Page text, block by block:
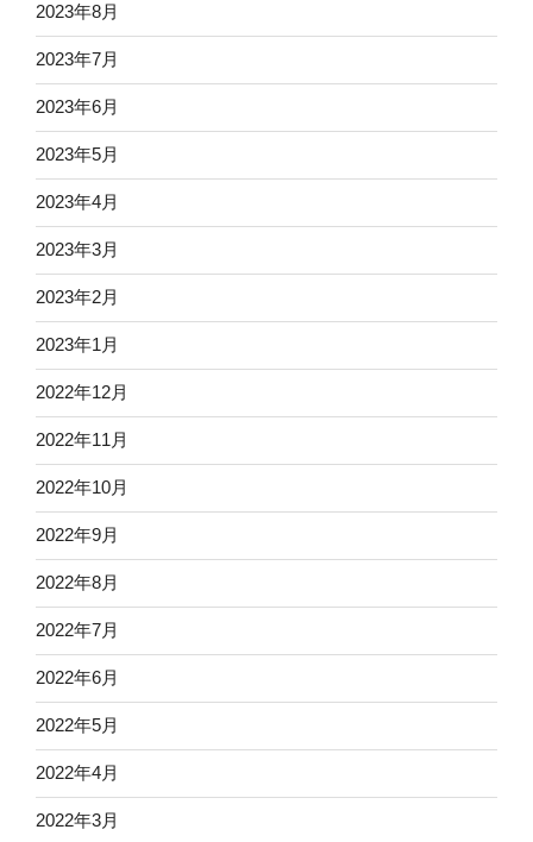
2023年8月
2023年7月
2023年6月
2023年5月
2023年4月
2023年3月
2023年2月
2023年1月
2022年12月
2022年11月
2022年10月
2022年9月
2022年8月
2022年7月
2022年6月
2022年5月
2022年4月
2022年3月